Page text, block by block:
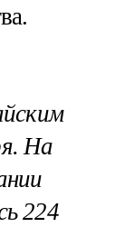
На
224